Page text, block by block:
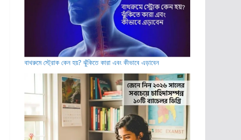
বাথরুমে স্ট্রোক কেন হয়? ঝুঁকিতে কারা এবং কীভাবে এড়াবেন